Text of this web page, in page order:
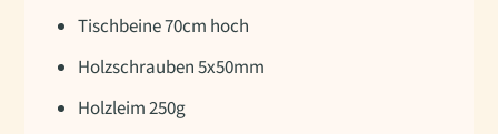
Tischbeine 70cm hoch
Holzschrauben 5x50mm
Holzleim 250g